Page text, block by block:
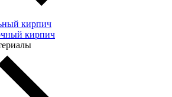
кирпич
кирпич